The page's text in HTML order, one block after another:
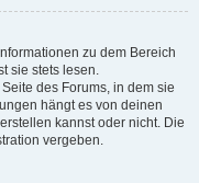
zu dem Bereich
sie stets lesen.
des Forums, in dem sie
hängt es von deinen
kannst oder nicht. Die
vergeben.